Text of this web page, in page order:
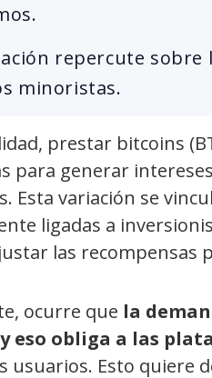
repercute sobre
minoristas.
prestar bitcoins
para generar
Esta variación se
ligadas a
las recompensas
ocurre que la
y eso obliga a las
usuarios. Esto quiere